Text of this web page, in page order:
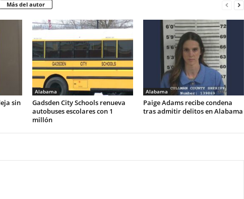
Más del autor
sin
Alabama
Gadsden City Schools renueva
autobuses escolares con 1
millón
Alabama
Paige Adams recibe condena
tras admitir delitos en Alabama